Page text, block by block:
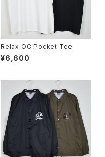
Relax OC Pocket Tee
¥6,600